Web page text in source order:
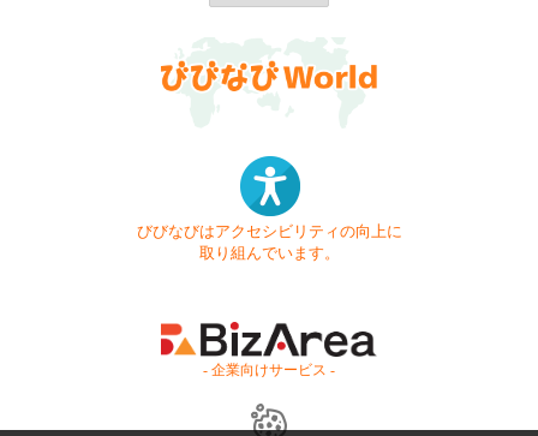
びびなびはアクセシビリティの向上に
取り組んでいます。
- 企業向けサービス -